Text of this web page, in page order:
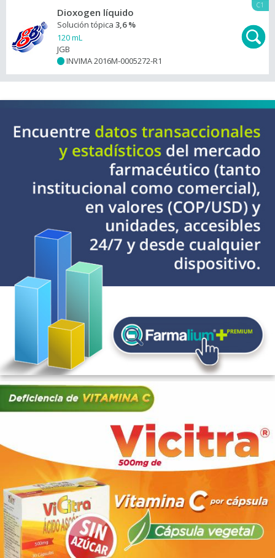
C1
Dioxogen líquido
Solución tópica 3,6 %
120 mL
JGB
INVIMA 2016M-0005272-R1